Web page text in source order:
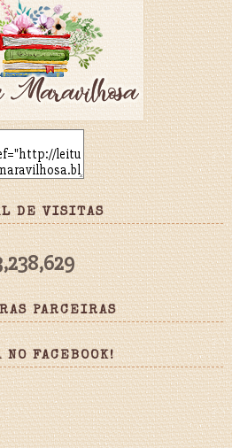
DE VISITAS
PARCEIRAS
NO FACEBOOK!